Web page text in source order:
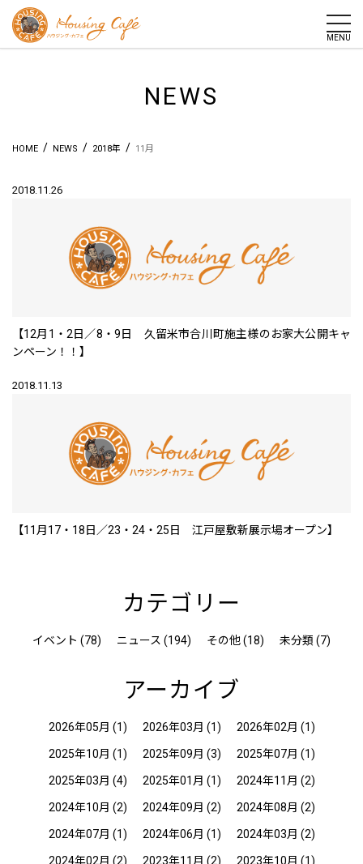
MENU
HOME / NEWS / 2018年 / 11月
NEWS
2018.11.26
【12月1・2日／8・9日 久留米市合川町施主様のお家大公開キャ
ンペーン！！】
2018.11.13
【11月17・18日／23・24・25日 江戸屋敷新展示場オープン】
カテゴリー
イベント (78) ニュース (194) その他 (18) 未分類 (7)
アーカイブ
2026年05月 (1) 2026年03月 (1) 2026年02月 (1)
2025年10月 (1) 2025年09月 (3) 2025年07月 (1)
2025年03月 (4) 2025年01月 (1) 2024年11月 (2)
2024年10月 (2) 2024年09月 (2) 2024年08月 (2)
2024年07月 (1) 2024年06月 (1) 2024年03月 (2)
2024年02月 (2) 2023年11月 (2) 2023年10月 (1)